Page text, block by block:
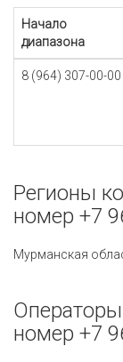
Начало
диапазона
8 (964) 307-00-00
Регионы
номер +7
Мурманская
номер +7